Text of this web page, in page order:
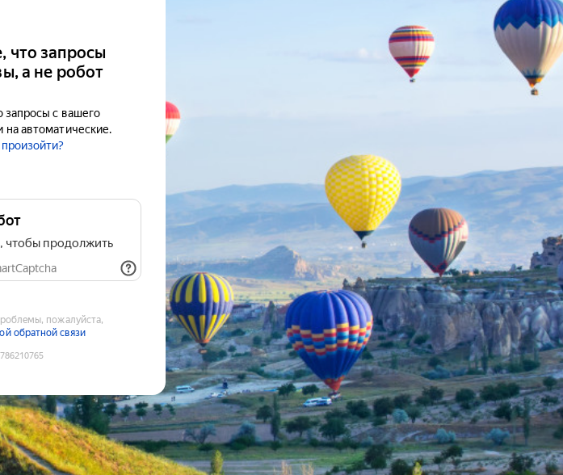
что запросы
а не робот
запросы с вашего
на автоматические.
чтобы продолжить
пожалуйста,
обратной связи